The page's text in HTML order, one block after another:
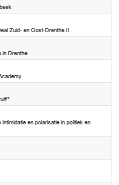
Zuid- en Oost-Drenthe II
in Drenthe
en polarisatie in politiek en